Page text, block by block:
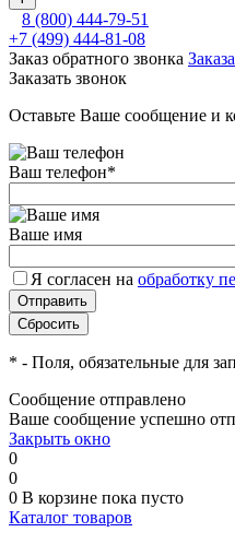
8 (800) 444-79-51
+7 (499) 444-81-08
Заказ обратного звонка
Заказать звонок
Оставьте Ваше сообщение и
Ваш телефон*
Ваше имя
Я согласен на обработку
* - Поля, обязательные для
Сообщение отправлено
Ваше сообщение успешно
Закрыть окно
0
0
0 В корзине пока пусто
Каталог товаров